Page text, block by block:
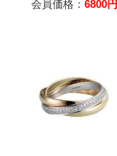
会員価格： 6800円